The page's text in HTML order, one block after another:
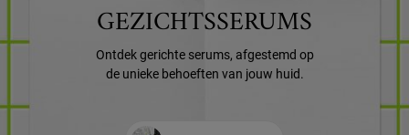
GEZICHTSSERUMS
Ontdek gerichte serums, afgestemd op
de unieke behoeften van jouw huid.